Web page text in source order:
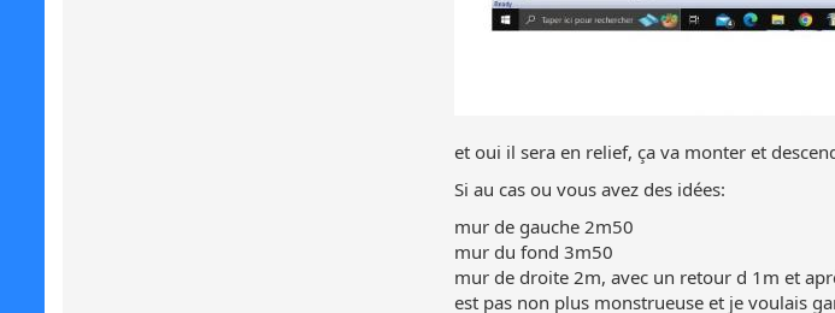
et oui il sera en relief, ça va monter et
Si au cas ou vous avez des idées:
mur de gauche 2m50
mur du fond 3m50
mur de droite 2m, avec un retour d 1m et
est pas non plus monstrueuse et je voulais